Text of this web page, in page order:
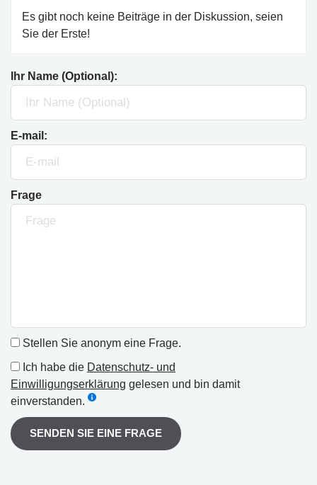
Es gibt noch keine Beiträge in der Diskussion, seien
Sie der Erste!
Ihr Name (Optional):
E-mail:
Frage
Stellen Sie anonym eine Frage.
Ich habe die Datenschutz- und
Einwilligungserklärung gelesen und bin damit
einverstanden.
SENDEN SIE EINE FRAGE